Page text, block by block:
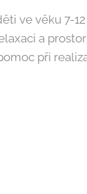
ve věku 7-
a
při